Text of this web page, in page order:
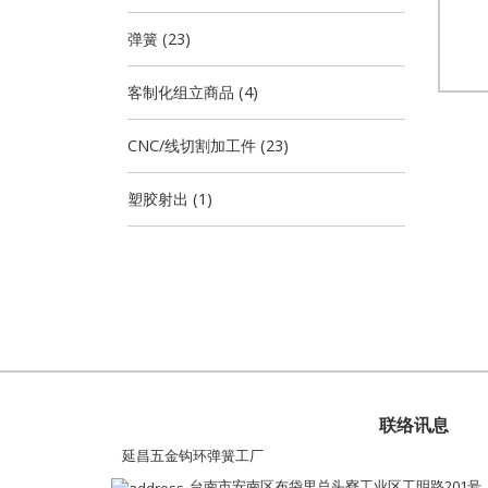
弹簧 (23)
客制化组立商品 (4)
CNC/线切割加工件 (23)
塑胶射出 (1)
联络讯息
延昌五金钩环弹簧工厂